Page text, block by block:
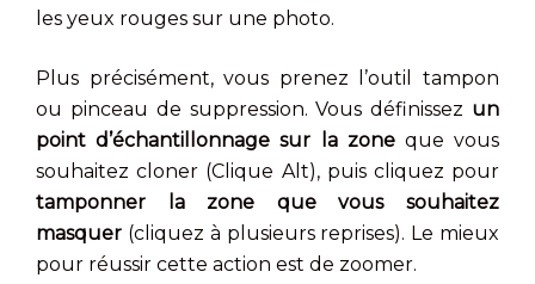
les yeux rouges sur une photo.
Plus précisément, vous prenez l’outil tampon
ou pinceau de suppression. Vous définissez un
point d’échantillonnage sur la zoneque vous
souhaitez cloner (Clique Alt), puis cliquez pour
tamponner la zone que vous souhaitez
masquer (cliquez à plusieurs reprises). Le mieux
pour réussir cette action est de zoomer.